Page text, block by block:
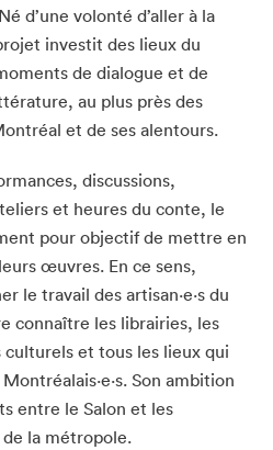
d’une volonté d’aller à la
investit des lieux du
de dialogue et de
au plus près des
et de ses alentours.
discussions,
et heures du conte, le
pour objectif de mettre en
œuvres. En ce sens,
le travail des artisan·e·s du
connaître les librairies, les
et tous les lieux qui
Son ambition
entre le Salon et les
la métropole.